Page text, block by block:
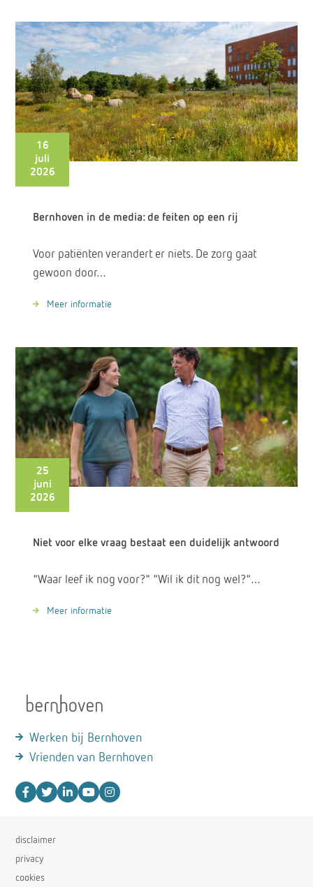
16
juli
2026
Bernhoven in de media: de feiten op een rij
Voor patiënten verandert er niets. De zorg gaat
gewoon door…
Meer informatie
25
juni
2026
Niet voor elke vraag bestaat een duidelijk antwoord
"Waar leef ik nog voor?" "Wil ik dit nog wel?"…
Meer informatie
Werken bij Bernhoven
Vrienden van Bernhoven
disclaimer
privacy
cookies